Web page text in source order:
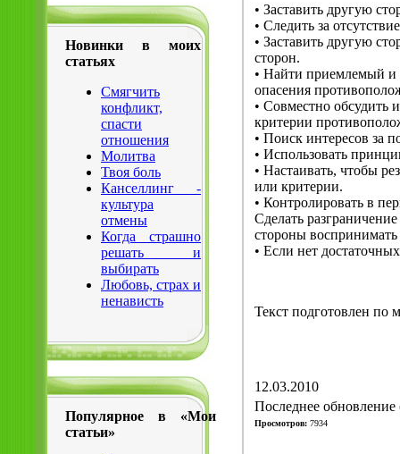
Новинки в моих
статьях
Смягчить
конфликт,
спасти
отношения
Молитва
Твоя боль
Канселлинг -
культура
отмены
Когда страшно
решать и
выбирать
Любовь, страх и
ненависть
Популярное в «Мои
статьи»
• Заставить другую
• Следить за
• Заставить другую
сторон.
• Найти приемлемый и
опасения
• Совместно обсудить
критерии
• Поиск интересов за
• Использовать
• Настаивать, чтобы
или критерии.
• Контролировать в
Сделать
стороны
• Если нет
Текст подготовлен по
12.03.2010
Последнее обновление
Просмотров: 7934